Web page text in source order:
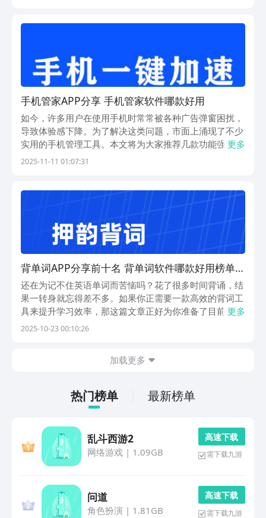
手机管家APP分享 手机管家软件哪款好用
如今，许多用户在使用手机时常常被各种广告弹窗困扰，
导致体验感下降。为了解决这类问题，市面上涌现了不少
实用的手机管理工具。本文将为大家推荐几款功能强大、
操作便捷的手机管家类应用，帮助你有效应对卡顿、内存
更多
2025-11-11 01:07:31
背单词APP分享前十名 背单词软件哪款好用榜单合
集
还在为记不住英语单词而苦恼吗？花了很多时间背诵，结
果一转身就忘得差不多。如果你正需要一款高效的背词工
具来提升学习效率，那这篇文章正好为你准备了目前最受
欢迎的几款背单词app推荐。无论你是学生、备考研究
更多
2025-10-23 00:10:26
加载更多
热门榜单 最新榜单
乱斗西游2
网络游戏| 1.09GB
高 速 下 载
需下载九游
问道
角色扮演 | 1.81GB
高 速 下 载
需下载九游